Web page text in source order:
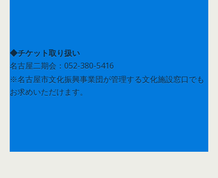
◆チケット取り扱い
名古屋二期会：052-380-5416
名古屋市文化振興事業団チケットガイド：052-249-9387
（平日9:00-17:00／郵送可）
※名古屋市文化振興事業団が管理する文化施設窓口でも
お求めいただけます。